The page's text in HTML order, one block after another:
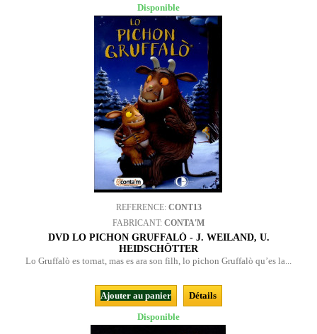
Disponible
REFERENCE: CONT13
FABRICANT: CONTA'M
DVD LO PICHON GRUFFALÒ - J. WEILAND, U.
HEIDSCHÖTTER
Lo Gruffalò es tornat, mas es ara son filh, lo pichon Gruffalò qu’es la...
Ajouter au panier
Détails
Disponible